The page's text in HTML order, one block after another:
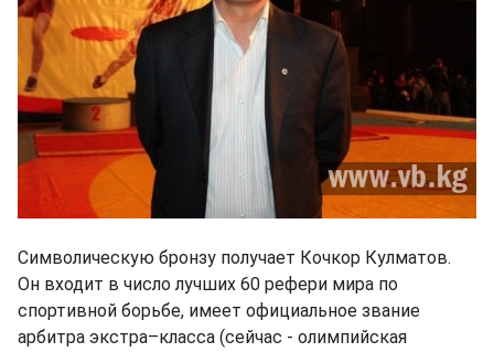
Символическую бронзу получает Кочкор Кулматов.
Он входит в число лучших 60 рефери мира по
спортивной борьбе, имеет официальное звание
арбитра экстра–класса (сейчас - олимпийская